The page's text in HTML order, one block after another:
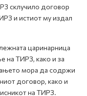
склучило договор
и истиот му издал
царинарница
на ТИРЗ, како и за
мора да содржи
договор, како и
на ТИРЗ.